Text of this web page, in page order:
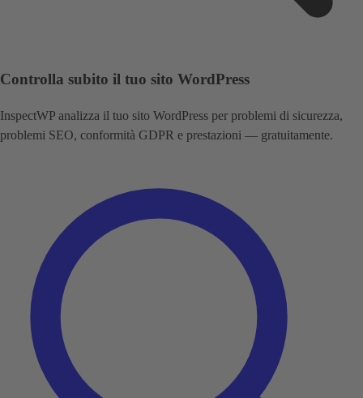
Controlla subito il tuo sito WordPress
InspectWP analizza il tuo sito WordPress per problemi di sicurezza,
problemi SEO, conformità GDPR e prestazioni — gratuitamente.